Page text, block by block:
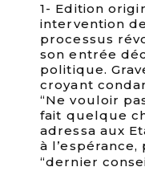
1- Edition
intervention
processus
son entrée
politique.
croyant
“Ne vouloir
fait quelque
adressa aux
à
“dernier